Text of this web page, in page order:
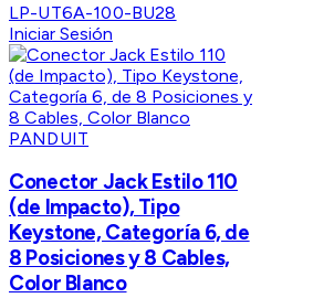
LP-UT6A-100-BU28
Iniciar Sesión
PANDUIT
Conector Jack Estilo 110
(de Impacto), Tipo
Keystone, Categoría 6, de
8 Posiciones y 8 Cables,
Color Blanco